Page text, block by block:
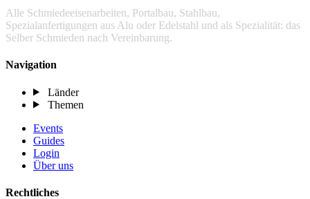
Alle Schmiedeeisenarbeiten, Portalbau, Stahlbau,
Spezialanfertigungen aus Alu oder Edelstahl und als Spezialität: das
Selber Schmieden nach Vereinbarung.
Navigation
Länder
Themen
Events
Guides
Login
Über uns
Rechtliches